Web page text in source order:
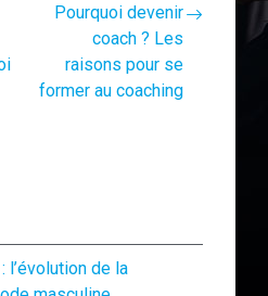
Pourquoi devenir
coach ? Les
raisons pour se
former au coaching
l’évolution de la